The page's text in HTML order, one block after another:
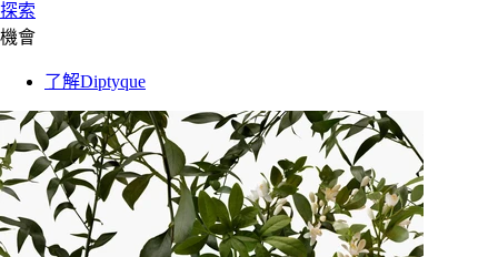
探索
機會
了解Diptyque